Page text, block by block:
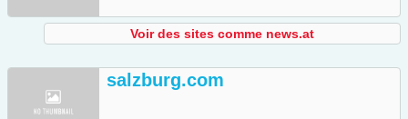
Voir des sites comme news.at
salzburg.com